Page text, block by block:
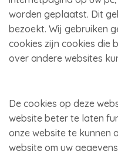
worden geplaatst. Dit
bezoekt. Wij gebruiken
cookies zijn cookies die
over andere websites
De cookies op deze
website beter te laten
onze website te kunnen
website om uw